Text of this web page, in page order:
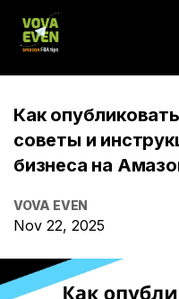
Как
советы и
бизнеса на
VOVA EVEN
Nov 22, 2025